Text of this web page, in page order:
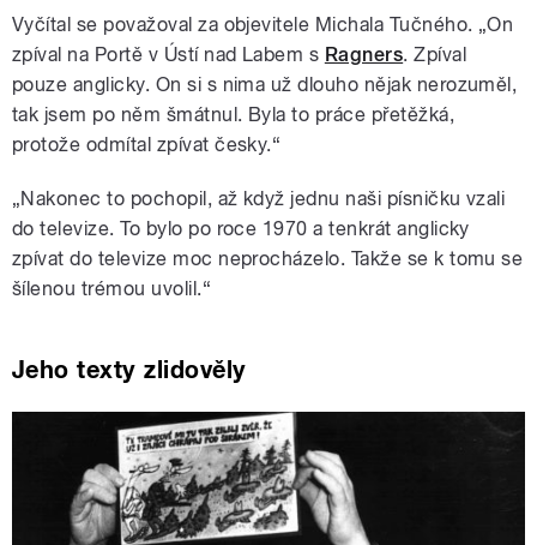
Vyčítal se považoval za objevitele Michala Tučného. „On
zpíval na Portě v Ústí nad Labem s Ragners. Zpíval
pouze anglicky. On si s nima už dlouho nějak nerozuměl,
tak jsem po něm šmátnul. Byla to práce přetěžká,
protože odmítal zpívat česky.“
„Nakonec to pochopil, až když jednu naši písničku vzali
do televize. To bylo po roce 1970 a tenkrát anglicky
zpívat do televize moc neprocházelo. Takže se k tomu se
šílenou trémou uvolil.“
Jeho texty zlidověly